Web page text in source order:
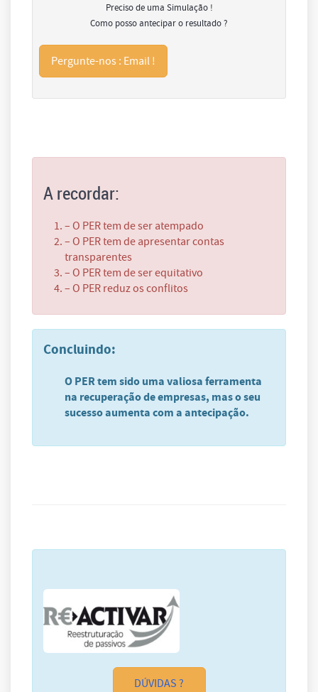
Preciso de uma Simulação !
Como posso antecipar o resultado ?
Pergunte-nos : Email !
A recordar:
– O PER tem de ser atempado
– O PER tem de apresentar contas
transparentes
– O PER tem de ser equitativo
– O PER reduz os conflitos
Concluindo:
O PER tem sido uma valiosa ferramenta
na recuperação de empresas, mas o seu
sucesso aumenta com a antecipação.
DÚVIDAS ?